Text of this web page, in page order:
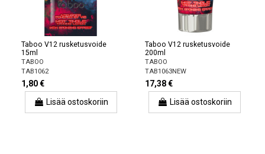
Taboo V12 rusketusvoide
15ml
TABOO
TAB1062
1,80 €
Lisää ostoskoriin
Taboo V12 rusketusvoide
200ml
TABOO
TAB1063NEW
17,38 €
Lisää ostoskoriin